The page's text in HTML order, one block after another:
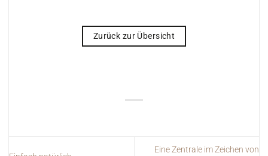
Zurück zur Übersicht
Eine Zentrale im Zeichen von